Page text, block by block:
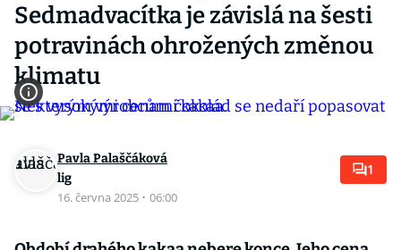
Sedmadvacítka je závislá na šesti
potravinách ohrožených změnou
klimatu
Pavla Palaščáková
lig
16. června 2025 · 06:00
1